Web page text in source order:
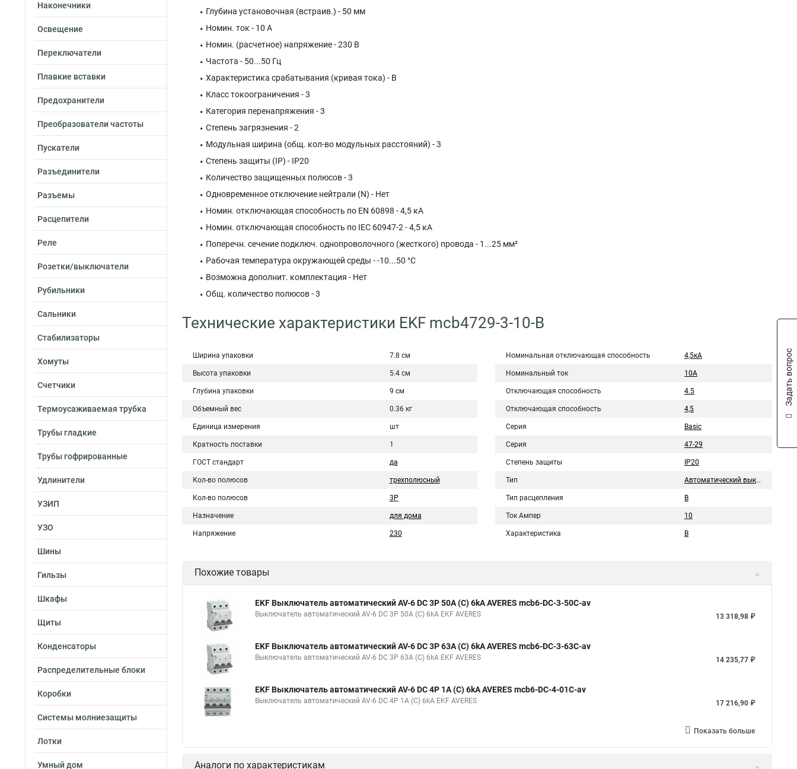
Наконечники
Освещение
Переключатели
Плавкие вставки
Предохранители
Преобразователи частоты
Пускатели
Разъединители
Разъемы
Расцепители
Реле
Розетки/выключатели
Рубильники
Сальники
Стабилизаторы
Хомуты
Счетчики
Термоусаживаемая трубка
Трубы гладкие
Трубы гофрированные
Удлинители
УЗИП
УЗО
Шины
Гильзы
Шкафы
Щиты
Конденсаторы
Распределительные блоки
Коробки
Системы молниезащиты
Лотки
Умный дом
Глубина установочная (встраив.) - 50 мм
Номин. ток - 10 А
Номин. (расчетное) напряжение - 230 В
Частота - 50...50 Гц
Характеристика срабатывания (кривая тока) - B
Класс токоограничения - 3
Категория перенапряжения - 3
Степень загрязнения - 2
Модульная ширина (общ. кол-во модульных расстояний) - 3
Степень защиты (IP) - IP20
Количество защищенных полюсов - 3
Одновременное отключение нейтрали (N) - Нет
Номин. отключающая способность по EN 60898 - 4,5 кА
Номин. отключающая способность по IEC 60947-2 - 4,5 кА
Поперечн. сечение подключ. однопроволочного (жесткого) провода - 1...25 мм²
Рабочая температура окружающей среды - -10...50 °C
Возможна дополнит. комплектация - Нет
Общ. количество полюсов - 3
Технические характеристики EKF mcb4729-3-10-B
Ширина упаковки 7.8 см
Высота упаковки 5.4 см
Глубина упаковки 9 см
Объемный вес 0.36 кг
Единица измерения шт
Кратность поставки 1
ГОСТ стандарт да
Кол-во полюсов трехполюсный
Кол-во полюсов 3P
Назначение для дома
Напряжение 230
Номинальная отключающая способность 4,5кА
Номинальный ток 10А
Отключающая способность 4.5
Отключающая способность 4,5
Серия Basic
Серия 47-29
Степень защиты IP20
Тип Автоматический выключатель
Тип расцепления B
Ток Ампер 10
Характеристика B
Похожие товары
EKF Выключатель автоматический AV-6 DC 3P 50A (C) 6kA AVERES mcb6-DC-3-50C-av
Выключатель автоматический AV-6 DC 3P 50A (C) 6kA EKF AVERES 13 318,98 ₽
EKF Выключатель автоматический AV-6 DC 3P 63A (C) 6kA AVERES mcb6-DC-3-63C-av
Выключатель автоматический AV-6 DC 3P 63A (C) 6kA EKF AVERES 14 235,77 ₽
EKF Выключатель автоматический AV-6 DC 4P 1A (C) 6kA AVERES mcb6-DC-4-01C-av
Выключатель автоматический AV-6 DC 4P 1A (C) 6kA EKF AVERES 17 216,90 ₽
Показать больше
Аналоги по характеристикам
Задать вопрос